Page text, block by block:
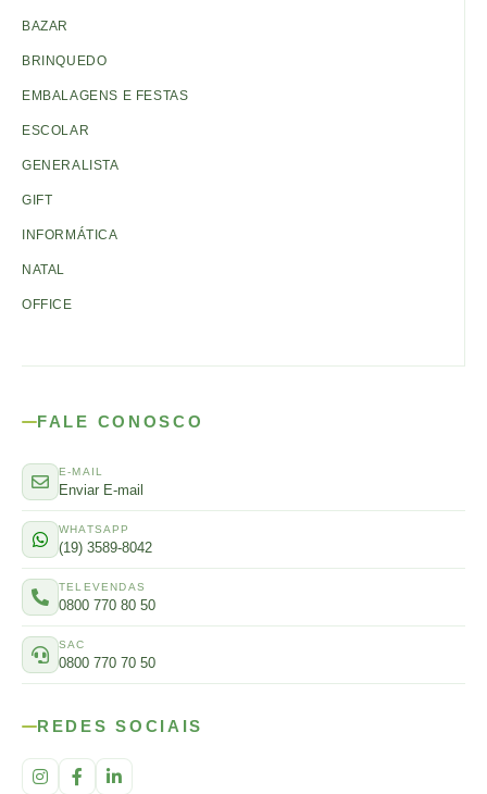
BAZAR
BRINQUEDO
EMBALAGENS E FESTAS
ESCOLAR
GENERALISTA
GIFT
INFORMÁTICA
NATAL
OFFICE
FALE CONOSCO
E-MAIL
Enviar E-mail
WHATSAPP
(19) 3589-8042
TELEVENDAS
0800 770 80 50
SAC
0800 770 70 50
REDES SOCIAIS